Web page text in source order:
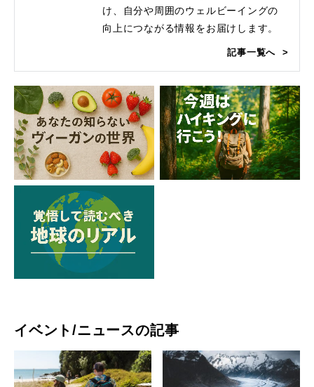
け、自分や周囲のウェルビーイングの
向上につながる情報をお届けします。
記事一覧へ
イベント/ニュースの記事